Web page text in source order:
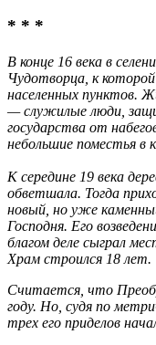
* * *
В конце 16 века в
Чудотворца, к
населенных пунктов.
— служилые люди,
государства от
небольшие поместья в
К середине 19 века
обветшала. Тогда
новый, но уже
Господня. Его
благом деле сыграл
Храм строился 18 лет.
Считается, что
году. Но, судя по
трех его приделов